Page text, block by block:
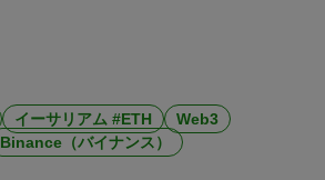
イーサリアム #ETH
Web3
Binance（バイナンス）